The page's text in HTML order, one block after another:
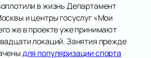
в жизнь Департамент
и центры госуслуг «Мои
же в проекте уже принимают
локаций. Занятия прежде
для популяризации спорта